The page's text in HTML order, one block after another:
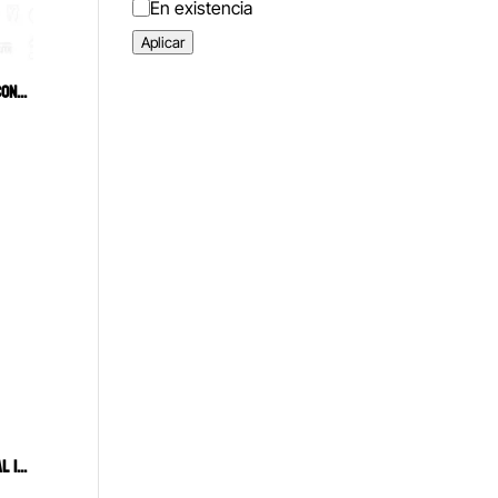
IMPRINT II GARANT LIGHT BODY SILICONA DE IMPRESIÓN DE CUERPO LIVIANO ALTA FLUIDEZ Y BAJA VISCOSIDAD 3M 50 ML
TIMER LIGHT TROLLS CEPILLO DENTAL INFANTIL GUM
Estado
En existencia
Aplicar